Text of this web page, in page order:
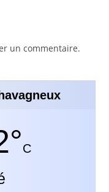
un commentaire.
C